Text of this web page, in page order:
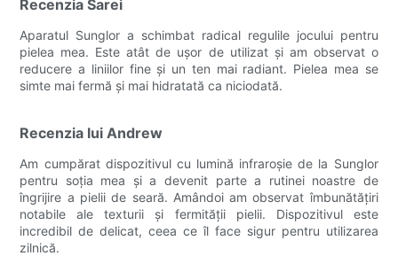
Recenzia Sarei
Aparatul Sunglor a schimbat radical regulile jocului pentru
pielea mea. Este atât de ușor de utilizat și am observat o
reducere a liniilor fine și un ten mai radiant. Pielea mea se
simte mai fermă și mai hidratată ca niciodată.
Recenzia lui Andrew
Am cumpărat dispozitivul cu lumină infraroșie de la Sunglor
pentru soția mea și a devenit parte a rutinei noastre de
îngrijire a pielii de seară. Amândoi am observat îmbunătățiri
notabile ale texturii și fermității pielii. Dispozitivul este
incredibil de delicat, ceea ce îl face sigur pentru utilizarea
zilnică.